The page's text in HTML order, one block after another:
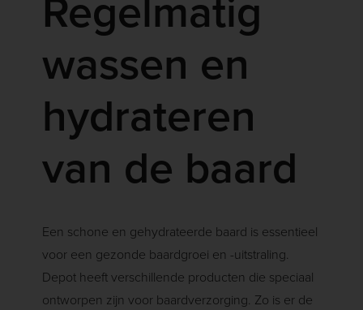
Regelmatig
wassen en
hydrateren
van de baard
Een schone en gehydrateerde baard is essentieel
voor een gezonde baardgroei en -uitstraling.
Depot heeft verschillende producten die speciaal
ontworpen zijn voor baardverzorging. Zo is er de